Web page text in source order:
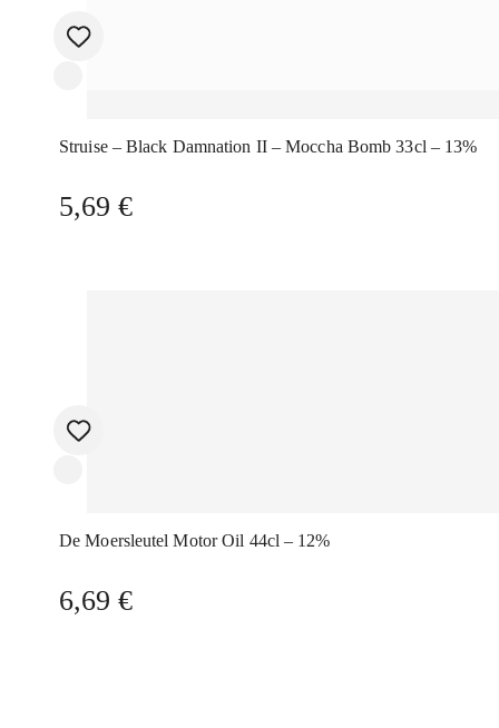
Struise – Black Damnation II – Moccha Bomb 33cl – 13%
5,69 €
De Moersleutel Motor Oil 44cl – 12%
6,69 €